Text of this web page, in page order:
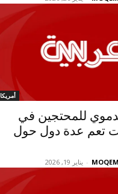
أمريكا
للمحتجين في
تعم عدة دول حول
- يناير 19, 2026